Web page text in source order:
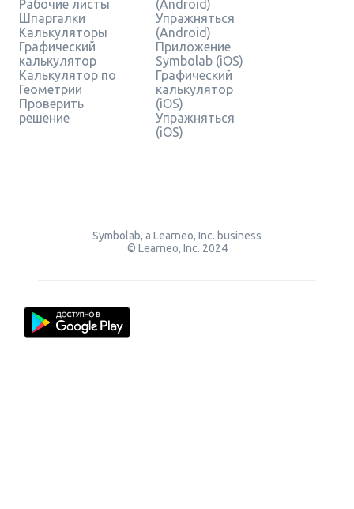
Рабочие листы
Шпаргалки
Калькуляторы
Графический
калькулятор
Калькулятор по
Геометрии
Проверить
решение
(Android)
Упражняться
(Android)
Приложение
Symbolab (iOS)
Графический
калькулятор
(iOS)
Упражняться
(iOS)
Symbolab, a Learneo, Inc. business
© Learneo, Inc. 2024